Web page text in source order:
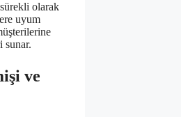
olarak
uyum
sunar.
ve